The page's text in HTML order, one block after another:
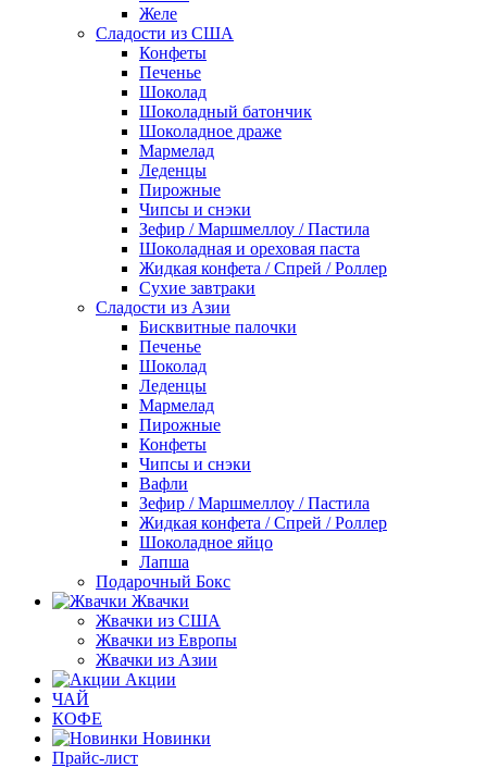
Желе
Сладости из США
Конфеты
Печенье
Шоколад
Шоколадный батончик
Шоколадное драже
Мармелад
Леденцы
Пирожные
Чипсы и снэки
Зефир / Маршмеллоу / Пастила
Шоколадная и ореховая паста
Жидкая конфета / Спрей / Роллер
Сухие завтраки
Сладости из Азии
Бисквитные палочки
Печенье
Шоколад
Леденцы
Мармелад
Пирожные
Конфеты
Чипсы и снэки
Вафли
Зефир / Маршмеллоу / Пастила
Жидкая конфета / Спрей / Роллер
Шоколадное яйцо
Лапша
Подарочный Бокс
Жвачки
Жвачки из США
Жвачки из Европы
Жвачки из Азии
Акции
ЧАЙ
КОФЕ
Новинки
Прайс-лист